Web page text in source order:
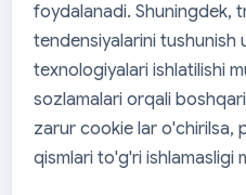
foydalanadi. Shuningdek,
tendensiyalarini tushunish
texnologiyalari ishlatilishi
sozlamalari orqali
zarur cookie lar o'chirilsa,
qismlari to'g'ri ishlamasligi